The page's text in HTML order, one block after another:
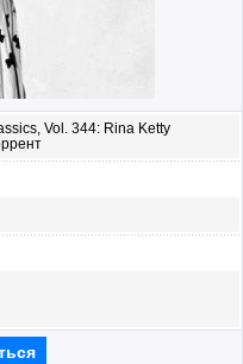
Vol. 344: Rina Ketty